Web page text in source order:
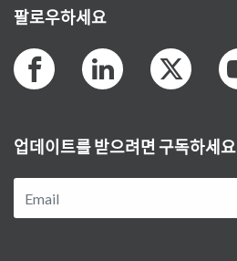
팔로우하세요
업데이트를 받으려면 구독하세요